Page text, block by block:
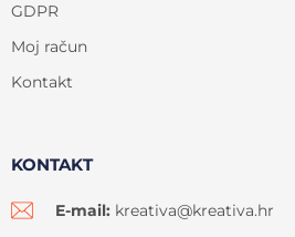
GDPR
Moj račun
Kontakt
KONTAKT
E-mail: kreativa@kreativa.hr